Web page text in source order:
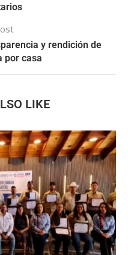
y rendición de
por casa
LIKE